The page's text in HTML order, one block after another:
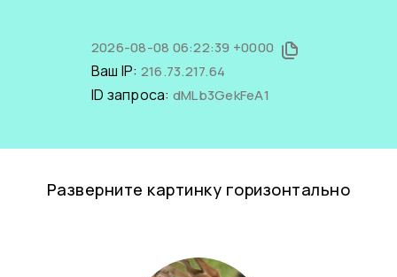
2026-08-08 06:22:39 +0000
Ваш IP: 216.73.217.64
ID запроса: dMLb3GekFeA1
Разверните картинку горизонтально